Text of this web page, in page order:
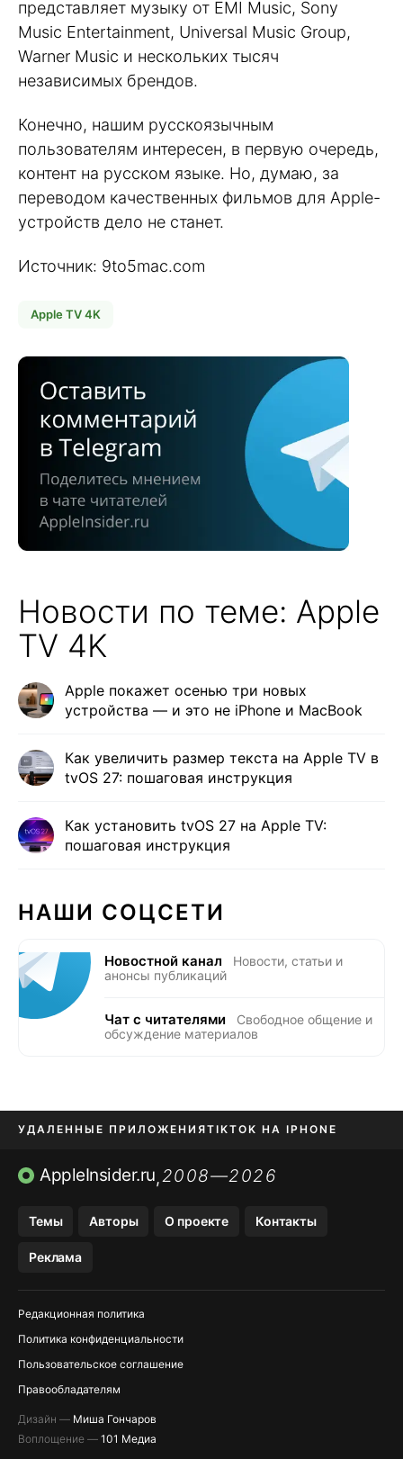
представляет музыку от EMI Music, Sony
Music Entertainment, Universal Music Group,
Warner Music и нескольких тысяч
независимых брендов.
Конечно, нашим русскоязычным
пользователям интересен, в первую очередь,
контент на русском языке. Но, думаю, за
переводом качественных фильмов для Apple-
устройств дело не станет.
Источник: 9to5mac.com
Apple TV 4K
Новости по теме: Apple
TV 4K
Apple покажет осенью три новых
устройства — и это не iPhone и MacBook
Как увеличить размер текста на Apple TV в
tvOS 27: пошаговая инструкция
Как установить tvOS 27 на Apple TV:
пошаговая инструкция
НАШИ СОЦСЕТИ
Новостной канал
Новости, статьи и
анонсы публикаций
Чат с читателями
Свободное общение и
обсуждение материалов
УДАЛЕННЫЕ ПРИЛОЖЕНИЯTIKTOK НА IPHONE
ПРИЛОЖЕНИЯ БЕЗ APP STORE
AppleInsider.ru,2008—2026
Темы Авторы О проекте Контакты
Реклама
Редакционная политика
Политика конфиденциальности
Пользовательское соглашение
Правообладателям
Дизайн — Миша Гончаров
Воплощение — 101 Медиа